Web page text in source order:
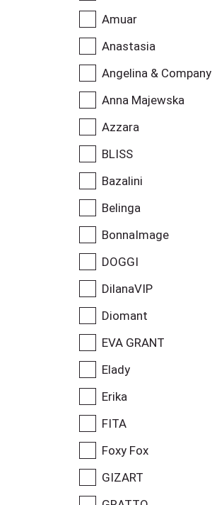
Amuar
Anastasia
Angelina & Company
Anna Majewska
Azzara
BLISS
Bazalini
Belinga
BonnaImage
DOGGI
DilanaVIP
Diomant
EVA GRANT
Elady
Erika
FITA
Foxy Fox
GIZART